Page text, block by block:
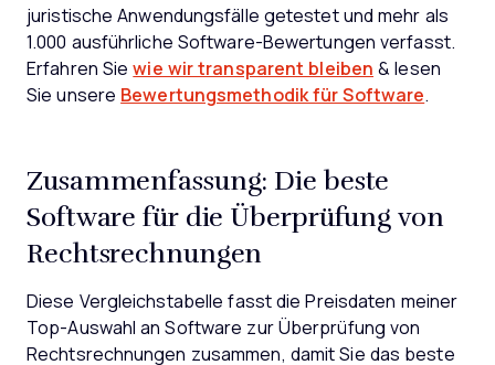
juristische Anwendungsfälle getestet und mehr als
1.000 ausführliche Software-Bewertungen verfasst.
Erfahren Siewie wir transparent bleiben & lesen
Sie unsere Bewertungsmethodik für Software.
Zusammenfassung: Die beste
Software für die Überprüfung von
Rechtsrechnungen
Diese Vergleichstabelle fasst die Preisdaten meiner
Top-Auswahl an Software zur Überprüfung von
Rechtsrechnungen zusammen, damit Sie das beste